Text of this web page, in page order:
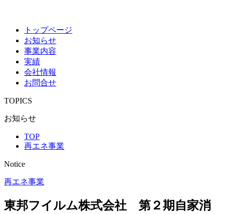
トップページ
お知らせ
事業内容
実績
会社情報
お問合せ
TOPICS
お知らせ
TOP
再エネ事業
Notice
再エネ事業
東邦フイルム株式会社 第２期自家消